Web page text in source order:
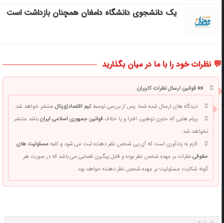
یک دانشجوی دانشگاه دامغان همچنان بازداشت است
💬 نظرات خود را با ما در میان بگذارید
📜 قوانین ارسال نظرات کاربران
دیدگاه های ارسال شده شما، پس از بررسی توسطتیم اقتصادژورنالمنتشر خواهد شد.
پیام هایی که حاوی توهین، افترا و یا خلافقوانین جمهوری اسلامی ایرانباشد منتشر
نخواهد شد.
لازم به یادآوری است که آی پی شخص نظر دهنده ثبت می شود و کلیهمسئولیت های
حقوقینظرات بر عهده شخص نظر بوده و قابل پیگیری قضایی می باشد که در صورت هر
گونه شکایت مسئولیت بر عهده شخص نظر دهنده خواهد بود.